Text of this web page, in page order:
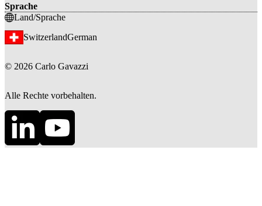
Sprache
Land/Sprache
SwitzerlandGerman
© 2026 Carlo Gavazzi
Alle Rechte vorbehalten.